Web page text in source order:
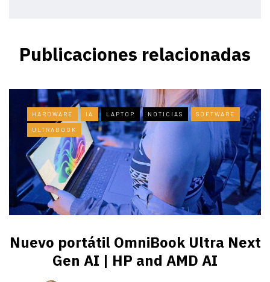
Publicaciones relacionadas
HARDWARE IA LAPTOP NOTICIAS SOFTWARE
ULTRABOOK
Nuevo portátil OmniBook Ultra ​Next
Gen AI | HP and AMD AI